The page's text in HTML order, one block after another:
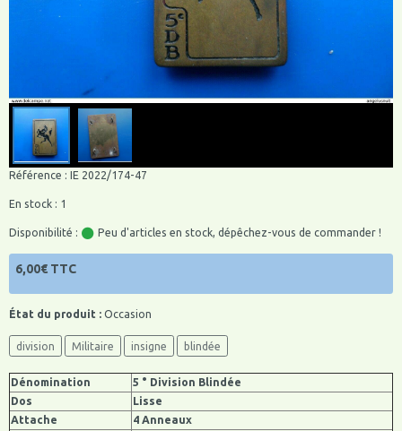
Référence : IE 2022/174-47
En stock : 1
Disponibilité : Peu d'articles en stock, dépêchez-vous de commander !
6,00€ TTC
État du produit : Occasion
division Militaire insigne blindée
Dénomination
5 ° Division Blindée
Dos
Lisse
Attache
4 Anneaux